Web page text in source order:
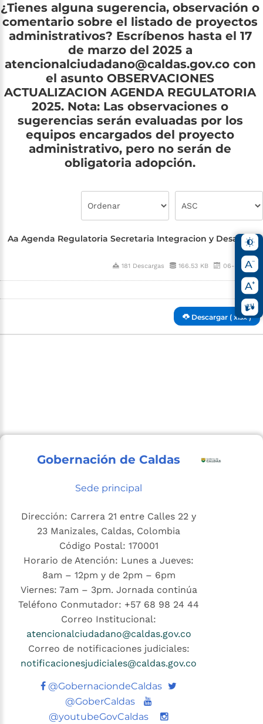
¿Tienes alguna sugerencia, observación o
comentario sobre el listado de proyectos
administrativos? Escríbenos hasta el 17
de marzo del 2025 a
atencionalciudadano@caldas.gov.co con
el asunto OBSERVACIONES
ACTUALIZACION AGENDA REGULATORIA
2025. Nota: Las observaciones o
sugerencias serán evaluadas por los
equipos encargados del proyecto
administrativo, pero no serán de
obligatoria adopción.
Aa Agenda Regulatoria Secretaria Integracion y Desarrollo
Social
181 Descargas 166.53 KB 06-25-2025
Descargar ( xlsx )
Gobernación de Caldas
Sede principal
Dirección: Carrera 21 entre Calles 22 y
23 Manizales, Caldas, Colombia
Código Postal: 170001
Horario de Atención: Lunes a Jueves:
8am – 12pm y de 2pm – 6pm
Viernes: 7am – 3pm. Jornada continúa
Teléfono Conmutador: +57 68 98 24 44
Correo Institucional:
atencionalciudadano@caldas.gov.co
Correo de notificaciones judiciales:
notificacionesjudiciales@caldas.gov.co
@GobernaciondeCaldas Twitter
@GoberCaldas
Youtube
@youtubeGovCaldas